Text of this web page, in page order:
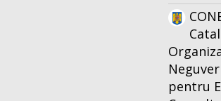
pentru